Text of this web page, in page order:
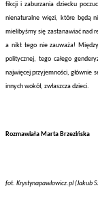
fikcji i zaburzania dziecku
nienaturalne więzi, które będą
mielibyśmy się zastanawiać nad
a nikt tego nie zauważa!
politycznej, tego całego
najwięcej przyjemności, głównie
innych wokół, zwłaszcza dzieci.
Rozmawiała Marta Brzezińska
fot. Krystynapawlowicz.pl (Jakub